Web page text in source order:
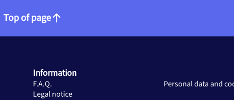
Top of page
Information
F.A.Q.
Personal data and
Legal notice